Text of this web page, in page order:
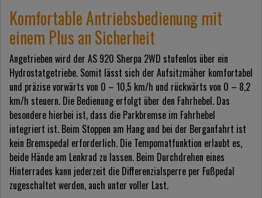
Komfortable Antriebsbedienung mit
einem Plus an Sicherheit
Angetrieben wird der AS 920 Sherpa 2WD stufenlos über ein
Hydrostatgetriebe. Somit lässt sich der Aufsitzmäher komfortabel
und präzise vorwärts von 0 – 10,5 km/h und rückwärts von 0 – 8,2
km/h steuern. Die Bedienung erfolgt über den Fahrhebel. Das
besondere hierbei ist, dass die Parkbremse im Fahrhebel
integriert ist. Beim Stoppen am Hang und bei der Berganfahrt ist
kein Bremspedal erforderlich. Die Tempomatfunktion erlaubt es,
beide Hände am Lenkrad zu lassen. Beim Durchdrehen eines
Hinterrades kann jederzeit die Differenzialsperre per Fußpedal
zugeschaltet werden, auch unter voller Last.